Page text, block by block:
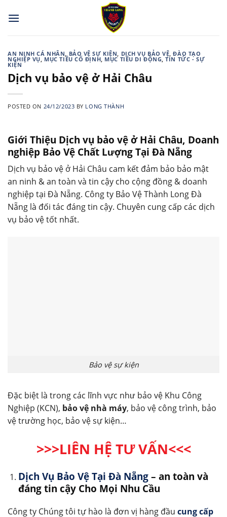
AN NINH CÁ NHÂN, BẢO VỆ SỰ KIỆN, DỊCH VỤ BẢO VỆ,ĐÀO TẠO
NGHIỆP VỤ, MỤC TIÊU CỐ ĐỊNH, MỤC TIÊU DI ĐỘNG,TIN TỨC - SỰ
KIỆN
Dịch vụ bảo vệ ở Hải Châu
POSTED ON 24/12/2023 BY LONG THÀNH
Giới Thiệu Dịch vụ bảo vệ ở Hải Châu, Doanh
nghiệp Bảo Vệ Chất Lượng Tại Đà Nẵng
Dịch vụ bảo vệ ở Hải Châu cam kết đảm bảo bảo mật
an ninh & an toàn và tin cậy cho cộng đồng & doanh
nghiệp tại Đà Nẵng. Công ty Bảo Vệ Thành Long Đà
Nẵng là đối tác đáng tin cậy. Chuyên cung cấp các dịch
vụ bảo vệ tốt nhất.
Bảo vệ sự kiện
Đặc biệt là trong các lĩnh vực như bảo vệ Khu Công
Nghiệp (KCN), bảo vệ nhà máy, bảo vệ công trình, bảo
vệ trường học, bảo vệ sự kiện…
>>>LIÊN HỆ TƯ VẤN<<<
Dịch Vụ Bảo Vệ Tại Đà Nẵng– an toàn và
đáng tin cậy Cho Mọi Nhu Cầu
Công ty Chúng tôi tự hào là đơn vị hàng đầu cung cấp